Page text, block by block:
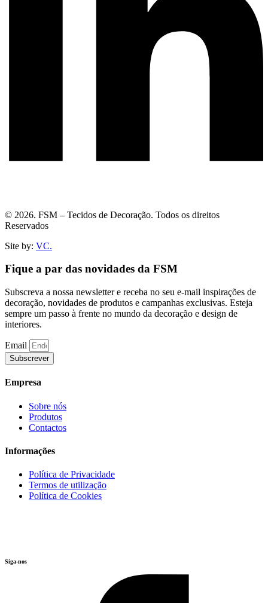
© 2026. FSM – Tecidos de Decoração. Todos os direitos
Reservados
Site by: VC.
Fique a par das novidades da FSM
Subscreva a nossa newsletter e receba no seu e-mail inspirações de
decoração, novidades de produtos e campanhas exclusivas. Esteja
sempre um passo à frente no mundo da decoração e design de
interiores.
Email
Subscrever
Empresa
Sobre nós
Produtos
Contactos
Informações
Política de Privacidade
Termos de utilização
Política de Cookies
Siga-nos